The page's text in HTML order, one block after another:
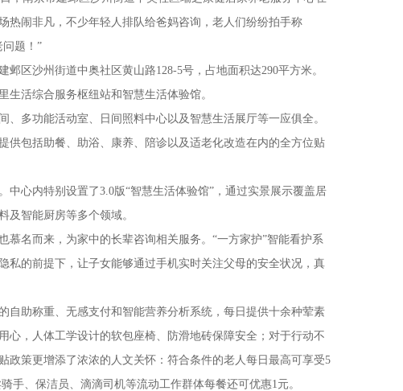
热闹非凡，不少年轻人排队给爸妈咨询，老人们纷纷拍手称
题！”
沙州街道中奥社区黄山路128-5号，占地面积达290平方米。
活综合服务枢纽站和智慧生活体验馆。
功能活动室、日间照料中心以及智慧生活展厅等一应俱全。
供包括助餐、助浴、康养、陪诊以及适老化改造在内的全方位贴
内特别设置了3.0版“智慧生活体验馆”，通过实景展示覆盖居
及智能厨房等多个领域。
而来，为家中的长辈咨询相关服务。“一方家护”智能看护系
私的前提下，让子女能够通过手机实时关注父母的安全状况，真
助称重、无感支付和智能营养分析系统，每日提供十余种荤素
心，人体工学设计的软包座椅、防滑地砖保障安全；对于行动不
政策更增添了浓浓的人文关怀：符合条件的老人每日最高可享受5
手、保洁员、滴滴司机等流动工作群体每餐还可优惠1元。